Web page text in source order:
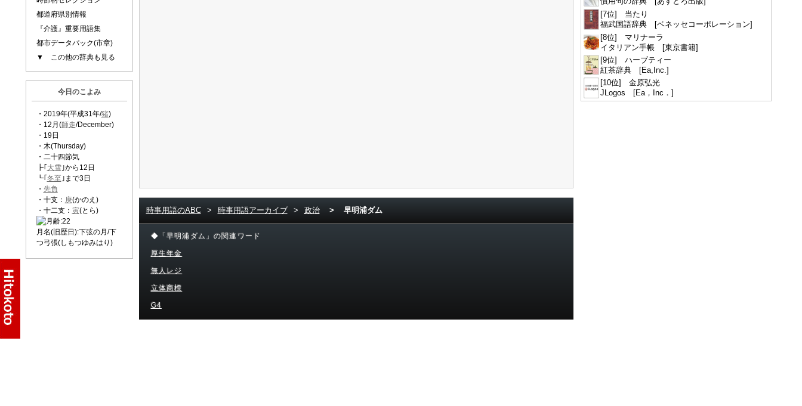
都道府県別情報
『介護』重要用語集
都市データパック(市章)
▼ この他の辞典も見る
今日のこよみ
・2019年(平成31年/猪)
・12月(師走/December)
・19日
・木(Thursday)
・二十四節気
┣｢ 大雪｣から12日
┗｢ 冬至 ｣まで3日
・ 先負
・十支： 庚(かのえ)
・十二支： 寅(とら)
月名(旧歴日):下弦の月/下
つ弓張(しもつゆみはり)
時事用語のABC > 時事用語アーカイブ > 政治 > 早明浦ダム
◆「早明浦ダム」の関連ワード
厚生年金
無人レジ
立体商標
G4
[7位] 当たり
福武国語辞典 [ベネッセコーポレーション]
[8位] マリナーラ
イタリアン手帳 [東京書籍]
[9位] ハーブティー
紅茶辞典 [Ea,Inc.]
[10位] 金原弘光
JLogos [Ea，Inc．]